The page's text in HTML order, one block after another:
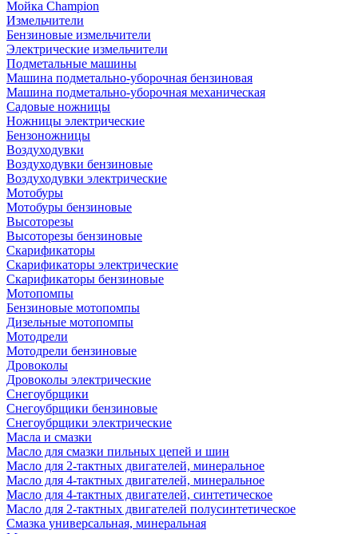
Мойка Champion
Измельчители
Бензиновые измельчители
Электрические измельчители
Подметальные машины
Машина подметально-уборочная бензиновая
Машина подметально-уборочная механическая
Садовые ножницы
Ножницы электрические
Бензоножницы
Воздуходувки
Воздуходувки бензиновые
Воздуходувки электрические
Мотобуры
Мотобуры бензиновые
Высоторезы
Высоторезы бензиновые
Скарификаторы
Скарификаторы электрические
Скарификаторы бензиновые
Мотопомпы
Бензиновые мотопомпы
Дизельные мотопомпы
Мотодрели
Мотодрели бензиновые
Дровоколы
Дровоколы электрические
Снегоубрщики
Снегоубрщики бензиновые
Снегоубрщики электрические
Масла и смазки
Масло для смазки пильных цепей и шин
Масло для 2-тактных двигателей, минеральное
Масло для 4-тактных двигателей, минеральное
Масло для 4-тактных двигателей, синтетическое
Масло для 2-тактных двигателей полусинтетическое
Смазка универсальная, минеральная